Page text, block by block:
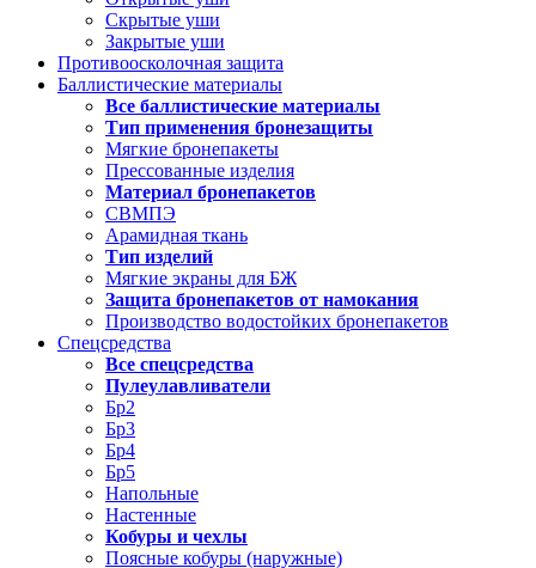
Скрытые уши
Закрытые уши
Противоосколочная защита
Баллистические материалы
Все баллистические материалы
Тип применения бронезащиты
Мягкие бронепакеты
Прессованные изделия
Материал бронепакетов
СВМПЭ
Арамидная ткань
Тип изделий
Мягкие экраны для БЖ
Защита бронепакетов от намокания
Производство водостойких бронепакетов
Спецсредства
Все спецсредства
Пулеулавливатели
Бр2
Бр3
Бр4
Бр5
Напольные
Настенные
Кобуры и чехлы
Поясные кобуры (наружные)